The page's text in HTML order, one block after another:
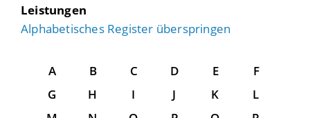
Leistungen
Alphabetisches Register überspringen
A B C D E
F
G
H I J K
L